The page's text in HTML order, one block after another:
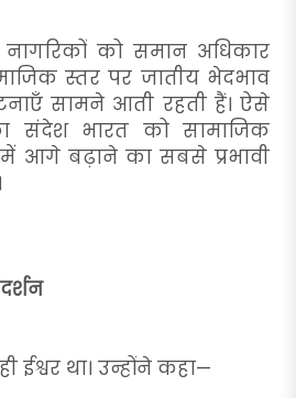
को समान अधिकार
स्तर पर जातीय भेदभाव
सामने आती रहती हैं। ऐसे
भारत को सामाजिक
आगे बढ़ाने का सबसे प्रभावी
था। उन्होंने कहा—